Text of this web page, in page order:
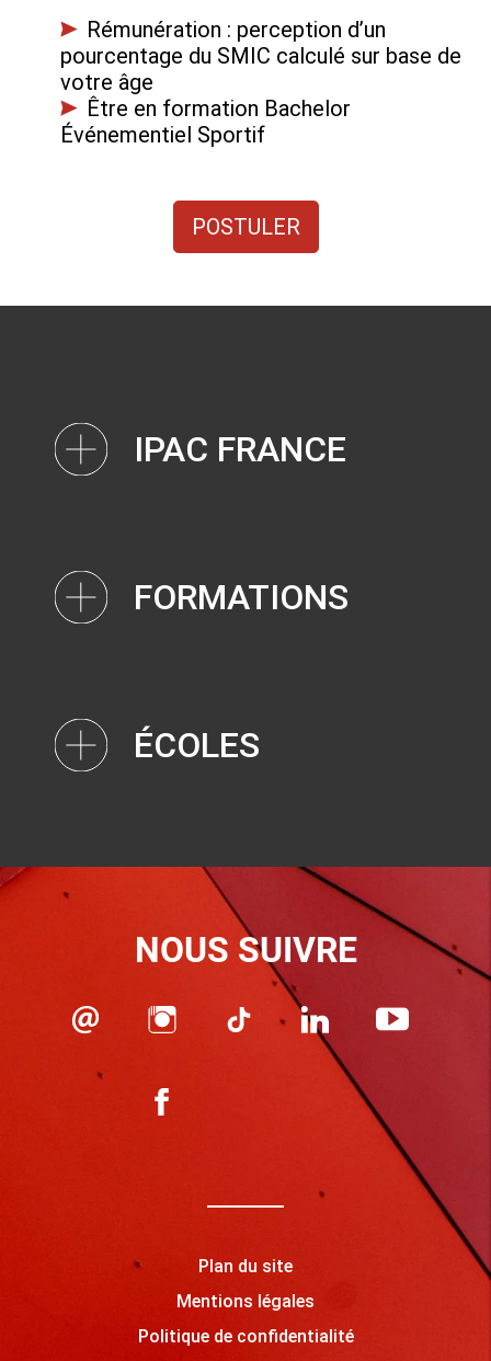
Rémunération : perception d’un
pourcentage du SMIC calculé sur base de
votre âge
Être en formation Bachelor
Événementiel Sportif
POSTULER
IPAC FRANCE
FORMATIONS
ÉCOLES
NOUS SUIVRE
Plan du site
Mentions légales
Politique de confidentialité